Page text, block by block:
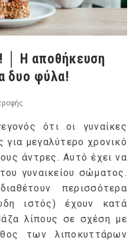
│ Η αποθήκευση
δυο φύλα!
ότι οι γυναίκες
μεγαλύτερο χρονικό
άντρες. Αυτό έχει να
γυναικείου σώματος.
περισσότερα
ιστός) έχουν κατά
λίπους σε σχέση με
των λιποκυττάρων